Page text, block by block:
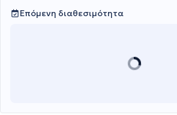
Επόμενη διαθεσιμότητα